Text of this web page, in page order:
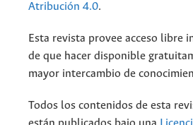
Atribución 4.0.
Esta revista provee acceso libre
de que hacer disponible
mayor intercambio de
Todos los contenidos de esta